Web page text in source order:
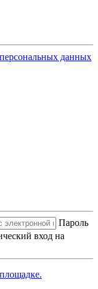
данных
Пароль
вход на